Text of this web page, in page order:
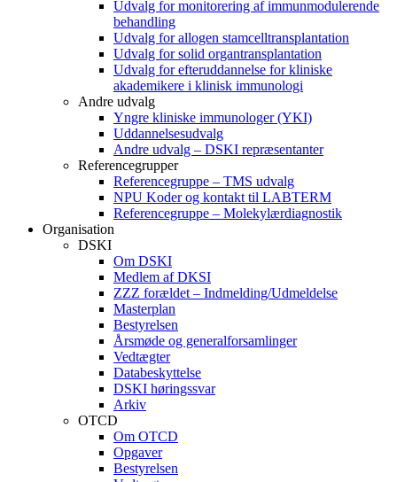
Udvalg for monitorering af immunmodulerende
behandling
Udvalg for allogen stamcelltransplantation
Udvalg for solid organtransplantation
Udvalg for efteruddannelse for kliniske
akademikere i klinisk immunologi
Andre udvalg
Yngre kliniske immunologer (YKI)
Uddannelsesudvalg
Andre udvalg – DSKI repræsentanter
Referencegrupper
Referencegruppe – TMS udvalg
NPU Koder og kontakt til LABTERM
Referencegruppe – Molekylærdiagnostik
Organisation
DSKI
Om DSKI
Medlem af DKSI
ZZZ forældet – Indmelding/Udmeldelse
Masterplan
Bestyrelsen
Årsmøde og generalforsamlinger
Vedtægter
Databeskyttelse
DSKI høringssvar
Arkiv
OTCD
Om OTCD
Opgaver
Bestyrelsen